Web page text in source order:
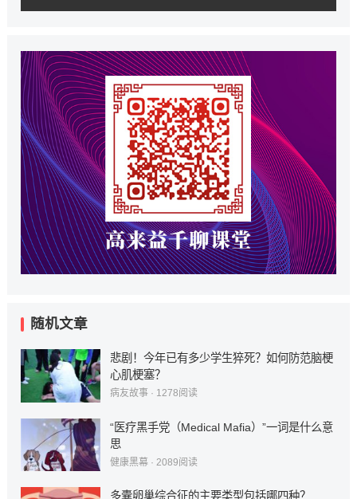
随机文章
悲剧！今年已有多少学生猝死？如何防范脑梗
心肌梗塞？
病友故事· 1278阅读
“医疗黑手党（Medical Mafia）”一词是什么意
思
健康黑幕· 2089阅读
多囊卵巢综合征的主要类型包括哪四种？